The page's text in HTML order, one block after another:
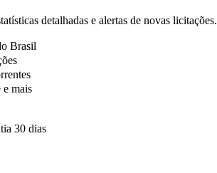
detalhadas e alertas de novas licitações.
Brasil
mais
30 dias